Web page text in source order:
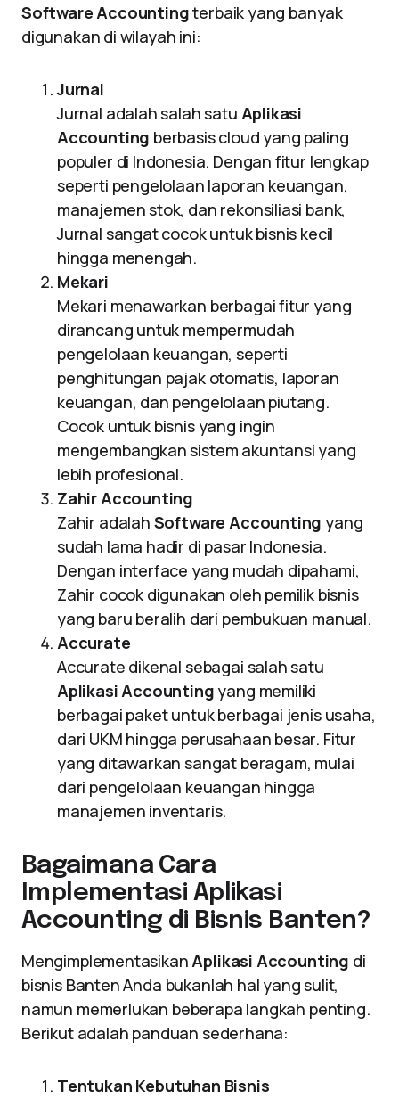
Software Accountingterbaik yang banyak
digunakan di wilayah ini:
Jurnal
Jurnal adalah salah satu Aplikasi
Accounting berbasis cloud yang paling
populer di Indonesia. Dengan fitur lengkap
seperti pengelolaan laporan keuangan,
manajemen stok, dan rekonsiliasi bank,
Jurnal sangat cocok untuk bisnis kecil
hingga menengah.
Mekari
Mekari menawarkan berbagai fitur yang
dirancang untuk mempermudah
pengelolaan keuangan, seperti
penghitungan pajak otomatis, laporan
keuangan, dan pengelolaan piutang.
Cocok untuk bisnis yang ingin
mengembangkan sistem akuntansi yang
lebih profesional.
Zahir Accounting
Zahir adalah Software Accounting yang
sudah lama hadir di pasar Indonesia.
Dengan interface yang mudah dipahami,
Zahir cocok digunakan oleh pemilik bisnis
yang baru beralih dari pembukuan manual.
Accurate
Accurate dikenal sebagai salah satu
Aplikasi Accounting yang memiliki
berbagai paket untuk berbagai jenis usaha,
dari UKM hingga perusahaan besar. Fitur
yang ditawarkan sangat beragam, mulai
dari pengelolaan keuangan hingga
manajemen inventaris.
Bagaimana Cara
Implementasi Aplikasi
Accounting di Bisnis Banten?
MengimplementasikanAplikasi Accounting di
bisnis Banten Anda bukanlah hal yang sulit,
namun memerlukan beberapa langkah penting.
Berikut adalah panduan sederhana:
Tentukan Kebutuhan Bisnis